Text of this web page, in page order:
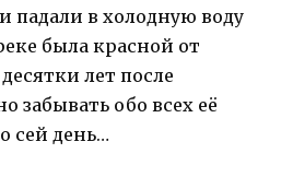
в холодную воду
была красной от
лет после
забывать обо всех её
сей день…